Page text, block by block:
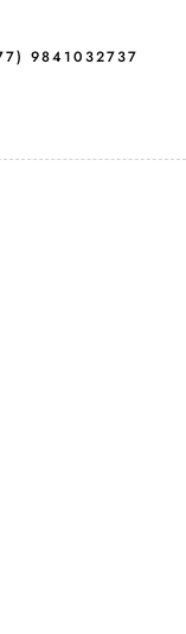
9841032737